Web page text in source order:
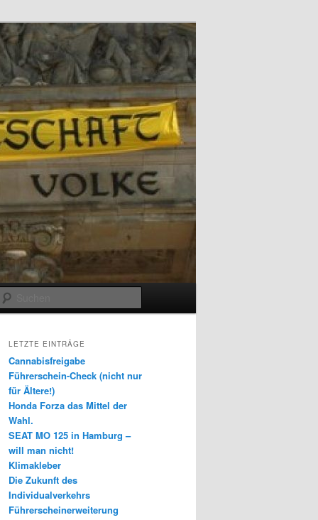
LETZTE EINTRÄGE
Cannabisfreigabe
Führerschein-Check (nicht nur
für Ältere!)
Honda Forza das Mittel der
Wahl.
SEAT MO 125 in Hamburg –
will man nicht!
Klimakleber
Die Zukunft des
Individualverkehrs
Führerscheinerweiterung